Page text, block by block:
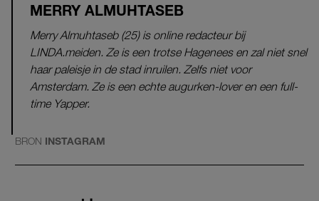
MERRY ALMUHTASEB
Merry Almuhtaseb (25) is online redacteur bij
LINDA.meiden. Ze is een trotse Hagenees en zal niet snel
haar paleisje in de stad inruilen. Zelfs niet voor
Amsterdam. Ze is een echte augurken-lover en een full-
time Yapper.
BRON INSTAGRAM